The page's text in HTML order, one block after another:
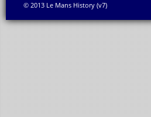
© 2013 Le Mans History (v7)